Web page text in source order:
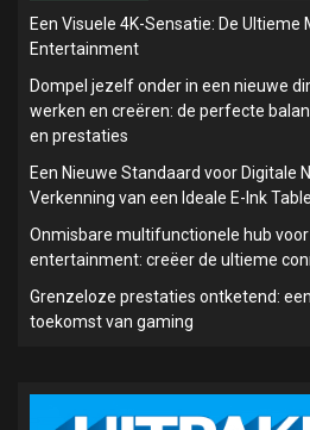
Een Visuele 4K-Sensatie: De Ultieme
Entertainment
Dompel jezelf onder in een nieuwe
werken en creëren: de perfecte
en prestaties
Een Nieuwe Standaard voor Digitale
Verkenning van een Ideale E-Ink
Onmisbare multifunctionele hub
entertainment: creëer de ultieme
Grenzeloze prestaties ontketend:
toekomst van gaming